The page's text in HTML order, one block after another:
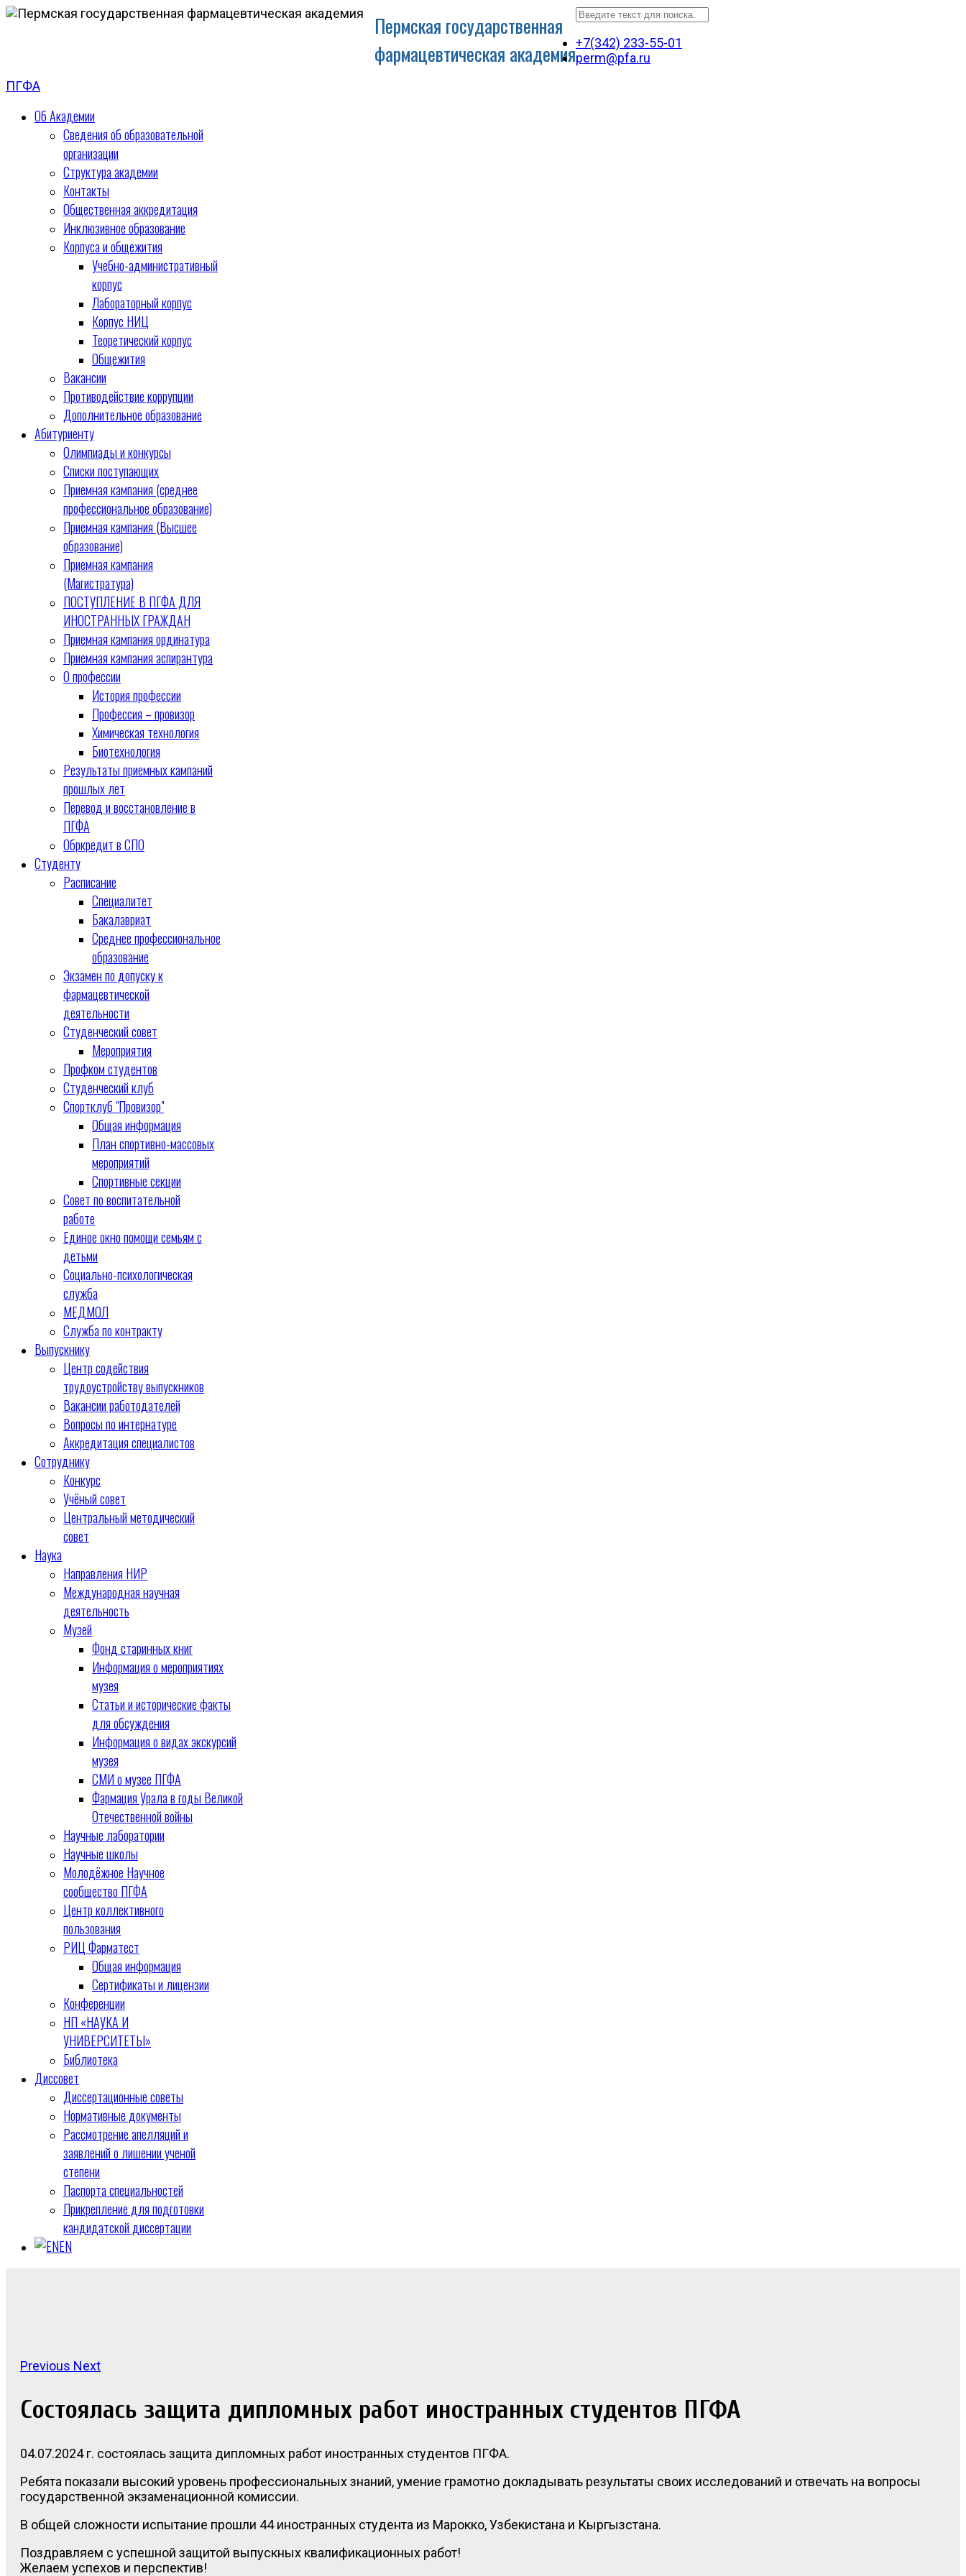
Пермская государственная
фармацевтическая академия+7(342) 233-55-01
perm@pfa.ru
ПГФА
Об Академии
Сведения об образовательной
организации
Структура академии
Контакты
Общественная аккредитация
Инклюзивное образование
Корпуса и общежития
Учебно-административный
корпус
Лабораторный корпус
Корпус НИЦ
Теоретический корпус
Общежития
Вакансии
Противодействие коррупции
Дополнительное образование
Абитуриенту
Олимпиады и конкурсы
Списки поступающих
Приемная кампания (среднее
профессиональное образование)
Приемная кампания (Высшее
образование)
Приемная кампания
(Магистратура)
ПОСТУПЛЕНИЕ В ПГФА ДЛЯ
ИНОСТРАННЫХ ГРАЖДАН
Приемная кампания ординатура
Приемная кампания аспирантура
О профессии
История профессии
Профессия – провизор
Химическая технология
Биотехнология
Результаты приемных кампаний
прошлых лет
Перевод и восстановление в
ПГФА
Обркредит в СПО
Студенту
Расписание
Специалитет
Бакалавриат
Среднее профессиональное
образование
Экзамен по допуску к
фармацевтической
деятельности
Студенческий совет
Мероприятия
Профком студентов
Студенческий клуб
Спортклуб "Провизор"
Общая информация
План спортивно-массовых
мероприятий
Спортивные секции
Совет по воспитательной
работе
Единое окно помощи семьям с
детьми
Социально-психологическая
служба
МЕДМОЛ
Служба по контракту
Выпускнику
Центр содействия
трудоустройству выпускников
Вакансии работодателей
Вопросы по интернатуре
Аккредитация специалистов
Сотруднику
Конкурс
Учёный совет
Центральный методический
совет
Наука
Направления НИР
Международная научная
деятельность
Музей
Фонд старинных книг
Информация о мероприятиях
музея
Статьи и исторические факты
для обсуждения
Информация о видах экскурсий
музея
СМИ о музее ПГФА
Фармация Урала в годы Великой
Отечественной войны
Научные лаборатории
Научные школы
Молодёжное Научное
сообщество ПГФА
Центр коллективного
пользования
РИЦ Фарматест
Общая информация
Сертификаты и лицензии
Конференции
НП «НАУКА И
УНИВЕРСИТЕТЫ»
Библиотека
Диссовет
Диссертационные советы
Нормативные документы
Рассмотрение апелляций и
заявлений о лишении ученой
степени
Паспорта специальностей
Прикрепление для подготовки
кандидатской диссертации
EN
Previous Next
Состоялась защита дипломных работ иностранных студентов ПГФА
04.07.2024 г. состоялась защита дипломных работ иностранных студентов ПГФА.
Ребята показали высокий уровень профессиональных знаний, умение грамотно докладывать результаты своих исследований и отвечать на вопросы
государственной экзаменационной комиссии.
В общей сложности испытание прошли 44 иностранных студента из Марокко, Узбекистана и Кыргызстана.
Поздравляем с успешной защитой выпускных квалификационных работ!
Желаем успехов и перспектив!